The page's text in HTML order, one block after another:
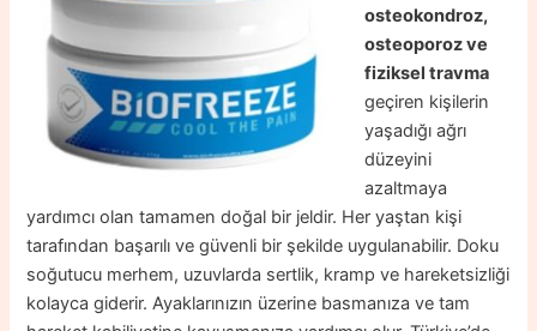
osteokondroz,
osteoporoz ve
fiziksel travma
geçiren kişilerin
yaşadığı ağrı
düzeyini
azaltmaya
yardımcı olan tamamen doğal bir jeldir. Her yaştan kişi
tarafından başarılı ve güvenli bir şekilde uygulanabilir. Doku
soğutucu merhem, uzuvlarda sertlik, kramp ve hareketsizliği
kolayca giderir. Ayaklarınızın üzerine basmanıza ve tam